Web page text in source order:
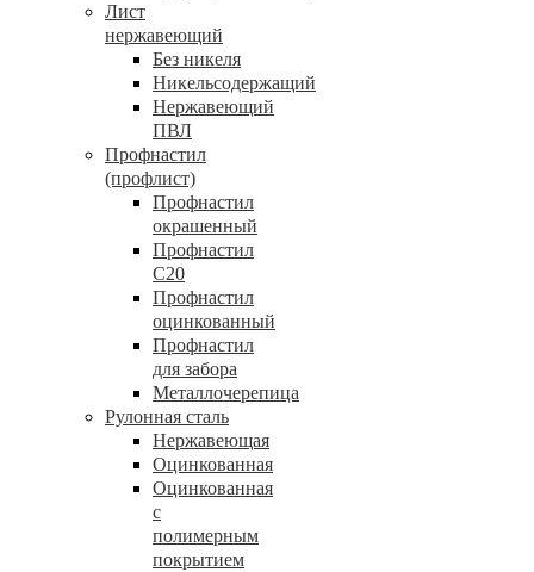
Лист
нержавеющий
Без никеля
Никельсодержащий
Нержавеющий
ПВЛ
Профнастил
(профлист)
Профнастил
окрашенный
Профнастил
С20
Профнастил
оцинкованный
Профнастил
для забора
Металлочерепица
Рулонная сталь
Нержавеющая
Оцинкованная
Оцинкованная
с
полимерным
покрытием